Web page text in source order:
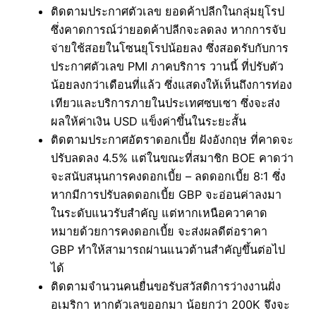
ติดตามประกาศตัวเลข ยอดค้าปลีกในกลุ่มยุโรป
ซึ่งคาดการณ์ว่ายอดค้าปลีกจะลดลง หากการจับ
จ่ายใช้สอยในโซนยุโรปน้อยลง ซึ่งสอดรับกับการ
ประกาศตัวเลข PMI ภาคบริการ วานนี้ ที่ปรับตัว
น้อยลงกว่าเดือนที่แล้ว ซึ่งแสดงให้เห็นถึงการท่อง
เทียวและบริการภายในประเทศซบเซา ซึ่งจะส่ง
ผลให้ค่าเงิน USD แข็งค่าขึ้นในระยะสั้น
ติดตามประกาศอัตราดอกเบี้ย ฝังอังกฤษ ที่คาดจะ
ปรับลดลง 4.5% แต่ในขณะที่สมาชิก BOE คาดว่า
จะสนับสนุนการคงดอกเบี้ย – ลดดอกเบี้ย 8:1 ซึ่ง
หากมีการปรับลดดอกเบี้ย GBP จะอ่อนค่าลงมา
ในระดับแนวรับสำคัญ แต่หากเหนือควาคาด
หมายด้วยการคงดอกเบี้ย จะส่งผลดีต่อราคา
GBP ทำให้สามารถผ่านแนวต้านสำคัญขึ้นต่อไป
ได้
ติดตามจำนวนคนยื่นขอรับสวัสดิการว่างงานฝั่ง
อเมริกา หากตัวเลขออกมา น้อยกว่า 200K จึงจะ